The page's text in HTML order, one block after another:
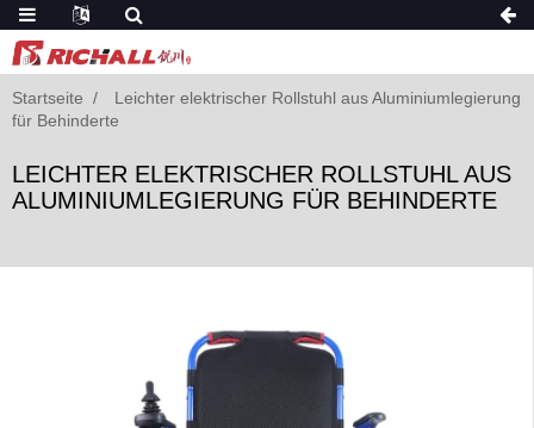
Startseite
Leichter elektrischer Rollstuhl aus Aluminiumlegierung
für Behinderte
LEICHTER ELEKTRISCHER ROLLSTUHL AUS
ALUMINIUMLEGIERUNG FÜR BEHINDERTE